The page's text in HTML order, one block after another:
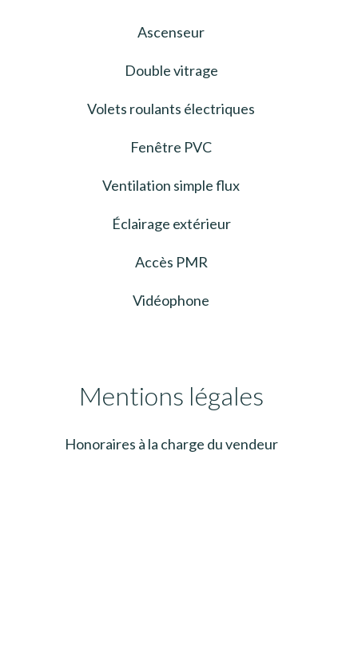
Ascenseur
Double vitrage
Volets roulants électriques
Fenêtre PVC
Ventilation simple flux
Éclairage extérieur
Accès PMR
Vidéophone
Mentions légales
Honoraires à la charge du vendeur